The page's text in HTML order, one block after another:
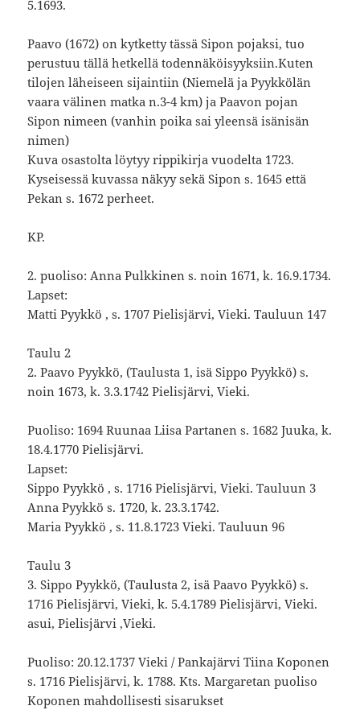
5.1693.
Paavo (1672) on kytketty tässä Sipon pojaksi, tuo
perustuu tällä hetkellä todennäköisyyksiin.Kuten
tilojen läheiseen sijaintiin (Niemelä ja Pyykkölän
vaara välinen matka n.3-4 km) ja Paavon pojan
Sipon nimeen (vanhin poika sai yleensä isänisän
nimen)
Kuva osastolta löytyy rippikirja vuodelta 1723.
Kyseisessä kuvassa näkyy sekä Sipon s. 1645 että
Pekan s. 1672 perheet.
KP.
2. puoliso: Anna Pulkkinen s. noin 1671, k. 16.9.1734.
Lapset:
Matti Pyykkö , s. 1707 Pielisjärvi, Vieki. Tauluun 147
Taulu 2
2. Paavo Pyykkö, (Taulusta 1, isä Sippo Pyykkö) s.
noin 1673, k. 3.3.1742 Pielisjärvi, Vieki.
Puoliso: 1694 Ruunaa Liisa Partanen s. 1682 Juuka, k.
18.4.1770 Pielisjärvi.
Lapset:
Sippo Pyykkö , s. 1716 Pielisjärvi, Vieki. Tauluun 3
Anna Pyykkö s. 1720, k. 23.3.1742.
Maria Pyykkö , s. 11.8.1723 Vieki. Tauluun 96
Taulu 3
3. Sippo Pyykkö, (Taulusta 2, isä Paavo Pyykkö) s.
1716 Pielisjärvi, Vieki, k. 5.4.1789 Pielisjärvi, Vieki.
asui, Pielisjärvi ,Vieki.
Puoliso: 20.12.1737 Vieki / Pankajärvi Tiina Koponen
s. 1716 Pielisjärvi, k. 1788. Kts. Margaretan puoliso
Koponen mahdollisesti sisarukset